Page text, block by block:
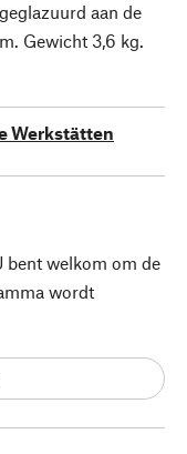
aan de
Gewicht 3,6 kg.
Werkstätten
bent welkom om de
wordt